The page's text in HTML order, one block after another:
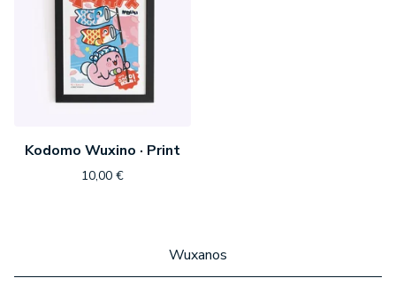
Kodomo Wuxino · Print
10,00 €
Wuxanos